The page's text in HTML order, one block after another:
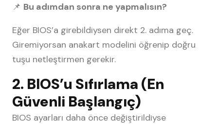
📌 Bu adımdan sonra ne yapmalısın?
Eğer BIOS’a girebildiysen direkt 2. adıma geç.
Giremiyorsan anakart modelini öğrenip doğru
tuşu netleştirmen gerekir.
2. BIOS’u Sıfırlama (En
Güvenli Başlangıç)
BIOS ayarları daha önce değiştirildiyse